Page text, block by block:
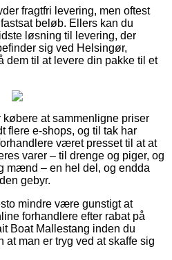
fragtfri levering, men oftest
beløb. Ellers kan du
løsning til levering, der
sig ved Helsingør,
dem til at levere din pakke til et
at sammenligne priser
flere e-shops, og til tak har
været presset til at at
varer – til drenge og piger, og
mænd – en hel del, og endda
gebyr.
mindre være gunstigt at
forhandlere efter rabat på
Boat Mallestang inden du
at man er tryg ved at skaffe sig